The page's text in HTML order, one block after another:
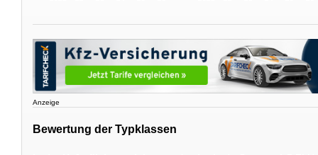
Anzeige
Bewertung der Typklassen